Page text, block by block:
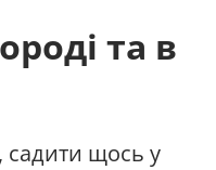
та в
садити щось у